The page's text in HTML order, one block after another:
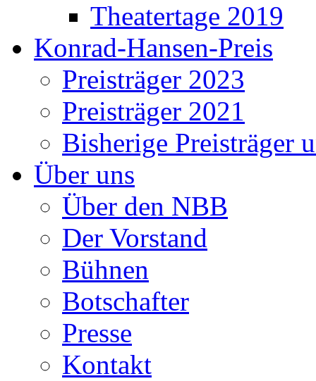
Theatertage 2019
Konrad-Hansen-Preis
Preisträger 2023
Preisträger 2021
Bisherige Preisträger
Über uns
Über den NBB
Der Vorstand
Bühnen
Botschafter
Presse
Kontakt